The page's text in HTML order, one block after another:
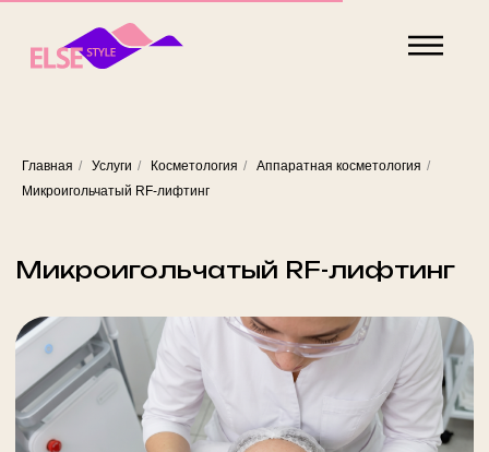
Главная / Услуги / Косметология / Аппаратная косметология /
Микроигольчатый RF-лифтинг
Микроигольчатый RF-лифтинг